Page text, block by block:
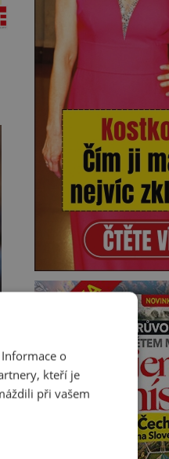
o
kteří je
při vašem